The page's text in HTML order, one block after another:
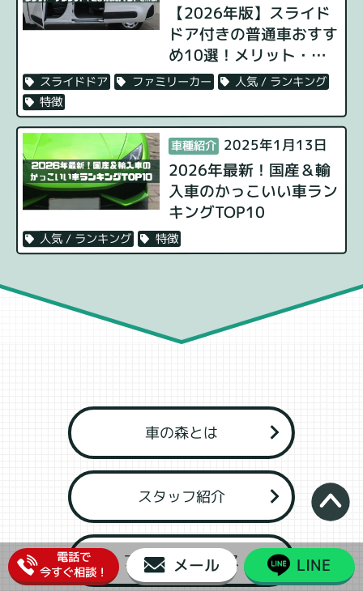
電話で
今すぐ相談！ メール LINE
【2026年版】スライド
ドア付きの普通車おすす
め10選！メリット・デ
メリットや選び方のポイ
ントを解説
スライドドア ファミリーカー 人気 / ランキング
特徴
車種紹介 2025年1月13日
2026年最新！国産＆輸
入車のかっこいい車ラン
キングTOP10
人気 / ランキング 特徴
車の森とは
スタッフ紹介
アフターサービス